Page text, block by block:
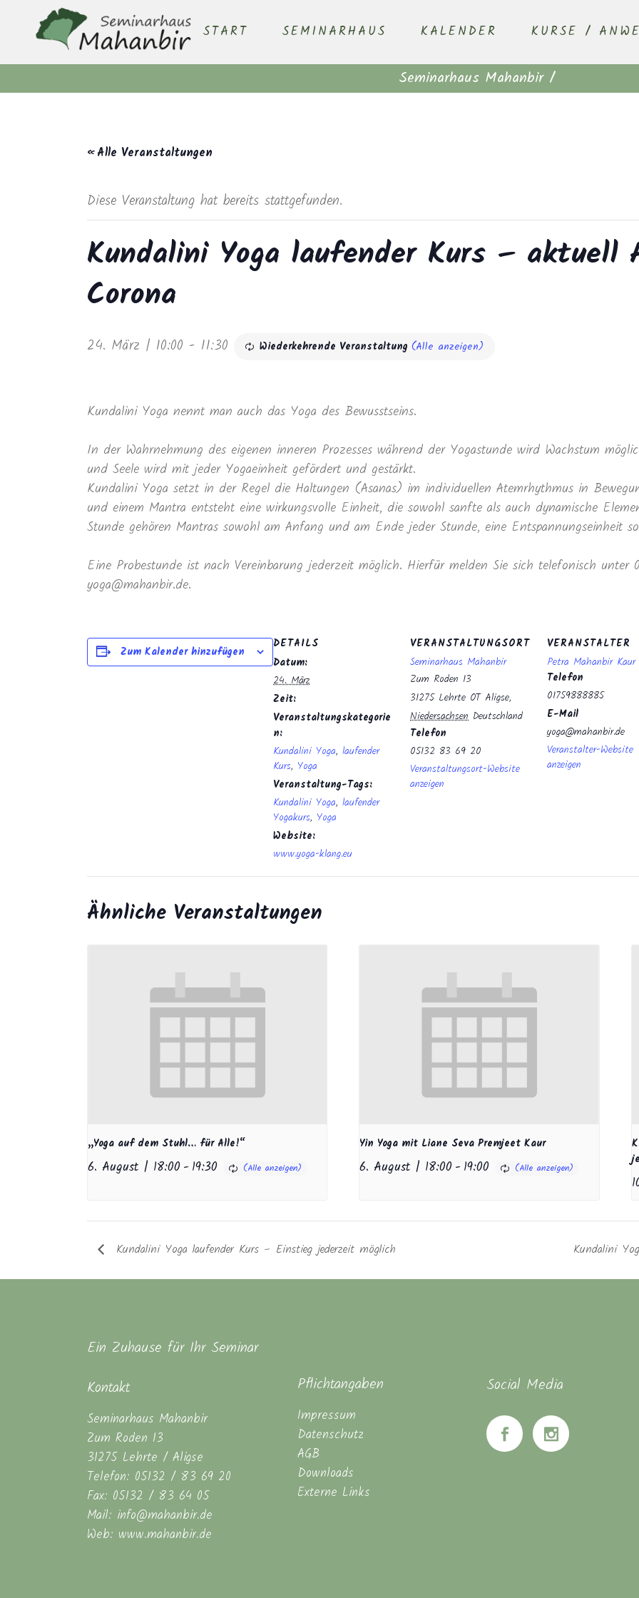
START SEMINARHAUS KALENDER KURSE /
Seminarhaus Mahanbir/
« Alle Veranstaltungen
Diese Veranstaltung hat bereits stattgefunden.
Kundalini Yoga laufender Kurs – aktuell
Corona
24. März | 10:00 - 11:30 Wiederkehrende Veranstaltung (Alle anzeigen)
Kundalini Yoga nennt man auch das Yoga des Bewusstseins.
In der Wahrnehmung des eigenen inneren Prozesses während der Yogastunde wird Wachstum
und Seele wird mit jeder Yogaeinheit gefördert und gestärkt.
Kundalini Yoga setzt in der Regel die Haltungen (Asanas) im individuellen Atemrhythmus in
und einem Mantra entsteht eine wirkungsvolle Einheit, die sowohl sanfte als auch dynamische
Stunde gehören Mantras sowohl am Anfang und am Ende jeder Stunde, eine Entspannungseinheit
Eine Probestunde ist nach Vereinbarung jederzeit möglich. Hierfür melden Sie sich telefonisch
yoga@mahanbir.de.
Zum Kalender hinzufügen
DETAILS
Datum:
24. März
Zeit:
Veranstaltungskategorie
n:
Kundalini Yoga, laufender
Kurs, Yoga
Veranstaltung-Tags:
Kundalini Yoga, laufender
Yogakurs, Yoga
Website:
www.yoga-klang.eu
VERANSTALTUNGSORT
Seminarhaus Mahanbir
Zum Roden 13
31275 Lehrte OT Aligse,
Niedersachsen Deutschland
Telefon
05132 83 69 20
Veranstaltungsort-Website
anzeigen
VERANSTALTER
Petra Mahanbir Kaur
Telefon
01759888885
E-Mail
yoga@mahanbir.de
Veranstalter-Website
anzeigen
Ähnliche Veranstaltungen
„Yoga auf dem Stuhl… für Alle!“
6. August | 18:00 -19:30
Yin Yoga mit Liane Seva Premjeet Kaur
6. August | 18:00 -19:00
Kundalini Yoga laufender Kurs – Einstieg jederzeit möglich Kundalini
Ein Zuhause für Ihr Seminar
Kontakt
Seminarhaus Mahanbir
Zum Roden 13
31275 Lehrte / Aligse
Telefon: 05132 / 83 69 20
Fax: 05132 / 83 64 05
Mail: info@mahanbir.de
Web: www.mahanbir.de
Pflichtangaben
Impressum
Datenschutz
AGB
Downloads
Externe Links
Social Media